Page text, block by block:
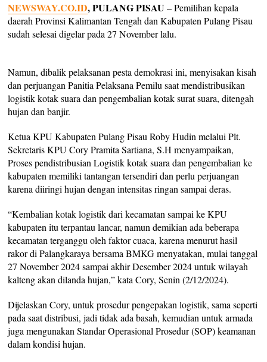
NEWSWAY.CO.ID, PULANG PISAU– Pemilihan kepala
daerah Provinsi Kalimantan Tengah dan Kabupaten Pulang Pisau
sudah selesai digelar pada 27 November lalu.
Namun, dibalik pelaksanan pesta demokrasi ini, menyisakan kisah
dan perjuangan Panitia Pelaksana Pemilu saat mendistribusikan
logistik kotak suara dan pengembalian kotak surat suara, ditengah
hujan dan banjir.
Ketua KPU Kabupaten Pulang Pisau Roby Hudin melalui Plt.
Sekretaris KPU Cory Pramita Sartiana, S.H menyampaikan,
Proses pendistribusian Logistik kotak suara dan pengembalian ke
kabupaten memiliki tantangan tersendiri dan perlu perjuangan
karena diiringi hujan dengan intensitas ringan sampai deras.
“Kembalian kotak logistik dari kecamatan sampai ke KPU
kabupaten itu terpantau lancar, namun demikian ada beberapa
kecamatan terganggu oleh faktor cuaca, karena menurut hasil
rakor di Palangkaraya bersama BMKG menyatakan, mulai tanggal
27 November 2024 sampai akhir Desember 2024 untuk wilayah
kalteng akan dilanda hujan,” kata Cory, Senin (2/12/2024).
Dijelaskan Cory, untuk prosedur pengepakan logistik, sama seperti
pada saat distribusi, jadi tidak ada basah, kemudian untuk armada
juga mengunakan Standar Operasional Prosedur (SOP) keamanan
dalam kondisi hujan.